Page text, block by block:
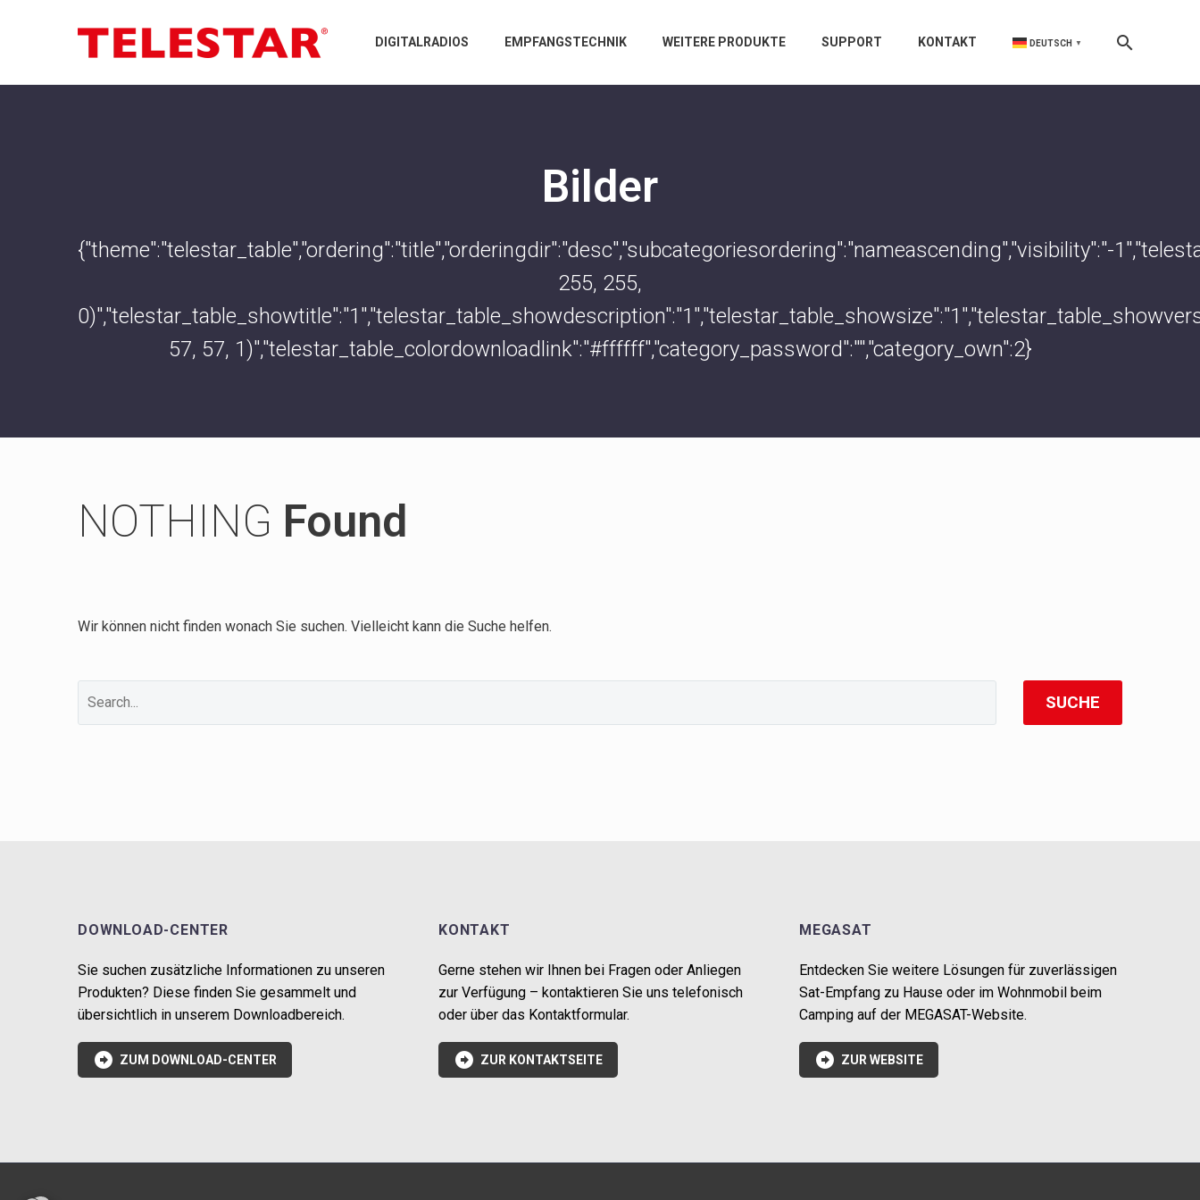
DIGITALRADIOS EMPFANGSTECHNIK WEITERE PRODUKTE SUPPORT KONTAKT DEUTSCH ▼
Bilder
{"theme":"telestar_table","ordering":"title","orderingdir":"desc","subcategoriesordering":"nameascending","visibility":"-
255, 255,
57, 57, 1)","telestar_table_colordownloadlink":"#ffffff","category_password":"","category_own":2}
NOTHING Found
Wir können nicht finden wonach Sie suchen. Vielleicht kann die Suche helfen.
SUCHE
DOWNLOAD-CENTER
Sie suchen zusätzliche Informationen zu unseren
Produkten? Diese finden Sie gesammelt und
übersichtlich in unserem Downloadbereich.
 ZUM DOWNLOAD-CENTER
KONTAKT
Gerne stehen wir Ihnen bei Fragen oder Anliegen
zur Verfügung – kontaktieren Sie uns telefonisch
oder über das Kontaktformular.
 ZUR KONTAKTSEITE
MEGASAT
Entdecken Sie weitere Lösungen für zuverlässigen
Sat-Empfang zu Hause oder im Wohnmobil beim
Camping auf der MEGASAT-Website.
 ZUR WEBSITE